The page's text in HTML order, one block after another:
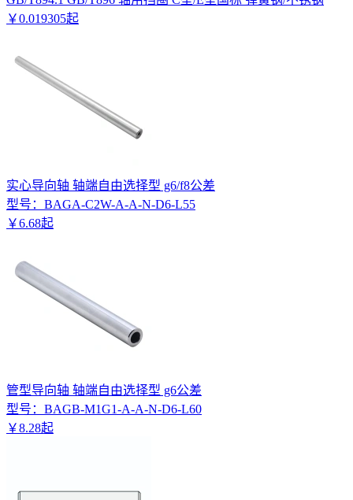
￥0.019305起
实心导向轴 轴端自由选择型 g6/f8公差
型号： BAGA-C2W-A-A-N-D6-L55
￥6.68起
管型导向轴 轴端自由选择型 g6公差
型号： BAGB-M1G1-A-A-N-D6-L60
￥8.28起